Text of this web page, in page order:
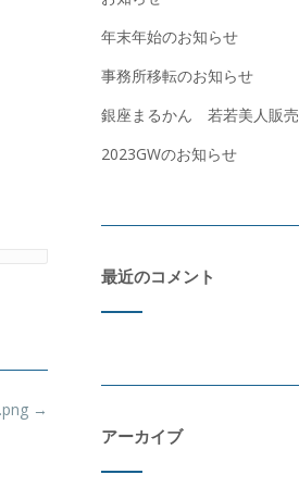
→
年末年始のお知らせ
事務所移転のお知らせ
銀座まるかん 若若美人販売
2023GWのお知らせ
最近のコメント
アーカイブ